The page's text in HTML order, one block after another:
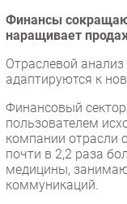
Финансы
наращивает
Отраслевой
адаптируются к
Финансовый
пользователем
компании отрасли
почти в 2,2 раза
медицины,
коммуникаций.